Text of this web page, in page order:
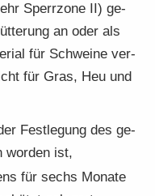
Sperr­zo­ne II) ge­
an oder als
für Schwei­ne ver­
für Gras, Heu und
Fest­le­gung des ge­
wor­den ist,
für sechs Mo­na­te